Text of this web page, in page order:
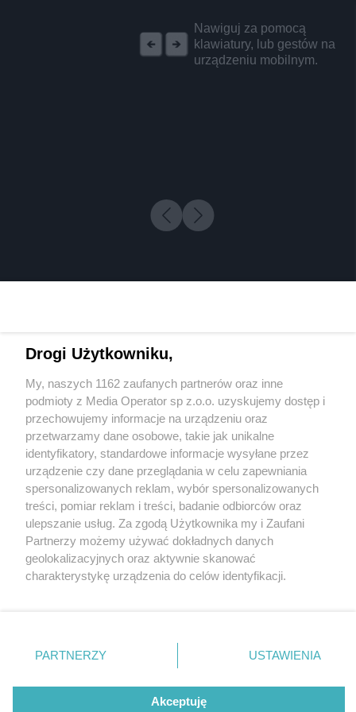
Nawiguj za pomocą
klawiatury, lub gestów na
urządzeniu mobilnym.
2 / 0
Wydawca mediów lokalnych
Nie zapomnij
zapoznać się z:
polityką prywatności
Twojemiasto
Piekary Śląskie
Chorzów
Tarnowskie Góry
Gliwice
Skontakuj sięz nami
Kontakt
Redakcja
Newsletter
Drogi Użytkowniku,
My, naszych 1162 zaufanych partnerów oraz inne
podmioty z Media Operator sp z.o.o. uzyskujemy dostęp i
przechowujemy informacje na urządzeniu oraz
przetwarzamy dane osobowe, takie jak unikalne
identyfikatory, standardowe informacje wysyłane przez
urządzenie czy dane przeglądania w celu zapewniania
spersonalizowanych reklam, wybór spersonalizowanych
treści, pomiar reklam i treści, badanie odbiorców oraz
ulepszanie usług. Za zgodą Użytkownika my i Zaufani
Partnerzy możemy używać dokładnych danych
geolokalizacyjnych oraz aktywnie skanować
charakterystykę urządzenia do celów identyfikacji.
zmienić/wycofać klikając przycisk ustawień prywatności
znajdujący się w lewym dolnym rogu strony
rodzaje przetwarzania danych nie wymagają zgody
użytkownika, ale masz prawo sprzeciwić się takiemu
PARTNERZY USTAWIENIA
Akceptuję